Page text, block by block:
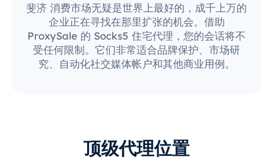
斐济 消费市场无疑是世界上最好的，成千上万的
企业正在寻找在那里扩张的机会。借助
ProxySale 的 Socks5 住宅代理，您的会话将不
受任何限制。它们非常适合品牌保护、市场研
究、自动化社交媒体帐户和其他商业用例。
顶级代理位置